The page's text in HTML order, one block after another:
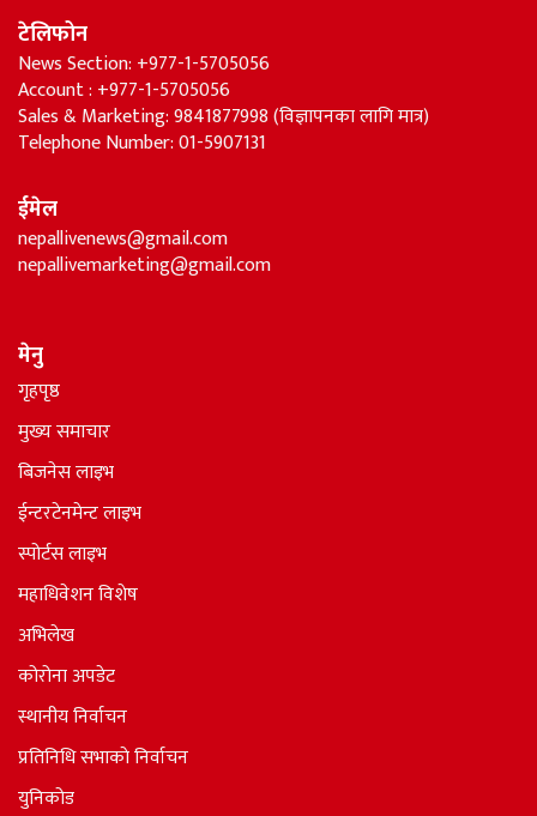
टेलिफोन
News Section: +977-1-5705056
Account : +977-1-5705056
Sales & Marketing: 9841877998 (विज्ञापनका लागि मात्र)
Telephone Number: 01-5907131
ईमेल
nepallivenews@gmail.com
nepallivemarketing@gmail.com
मेनु
गृहपृष्ठ
मुख्य समाचार
बिजनेस लाइभ
ईन्टरटेनमेन्ट लाइभ
स्पोर्टस लाइभ
महाधिवेशन विशेष
अभिलेख
कोरोना अपडेट
स्थानीय निर्वाचन
प्रतिनिधि सभाकाे निर्वाचन
युनिकोड